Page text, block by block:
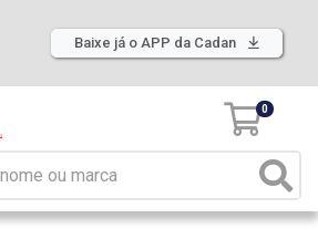
Baixe já o APP da Cadan
0